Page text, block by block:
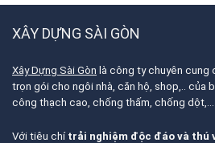
XÂY DỰNG SÀI GÒN
Xây Dựng Sài Gòn là công ty chuyên
trọn gói cho ngôi nhà, căn hộ, shop,.. của
công thạch cao, chống thấm, chống dột,…
Với tiêu chí trải nghiệm độc đáo và thú